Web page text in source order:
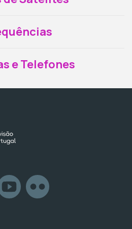
e Telefones